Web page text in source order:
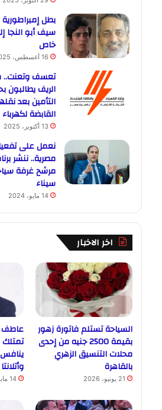
بطل
سيف أبو
خاص
16 أغسطس، 2025
تعسف وتعنت..
الريف
التأمين بعد
القابضة
13 أكتوبر، 2025
نعمل على
مصرية.. ننشر
مرشح غرفة
سيناء
14 مايو، 2024
اخر الاخبار
السياحة تستلم فاتورة زهور
بقيمة 2500 جنيه من إحدى
محلات التنسيق الزهري
بالقاهرة
21 يونيو، 2026
عاطف
وأتلانتا
14 مايو، 2026